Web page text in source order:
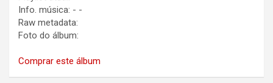
Info. música: - -
Raw metadata:
Foto do álbum:
Comprar este álbum